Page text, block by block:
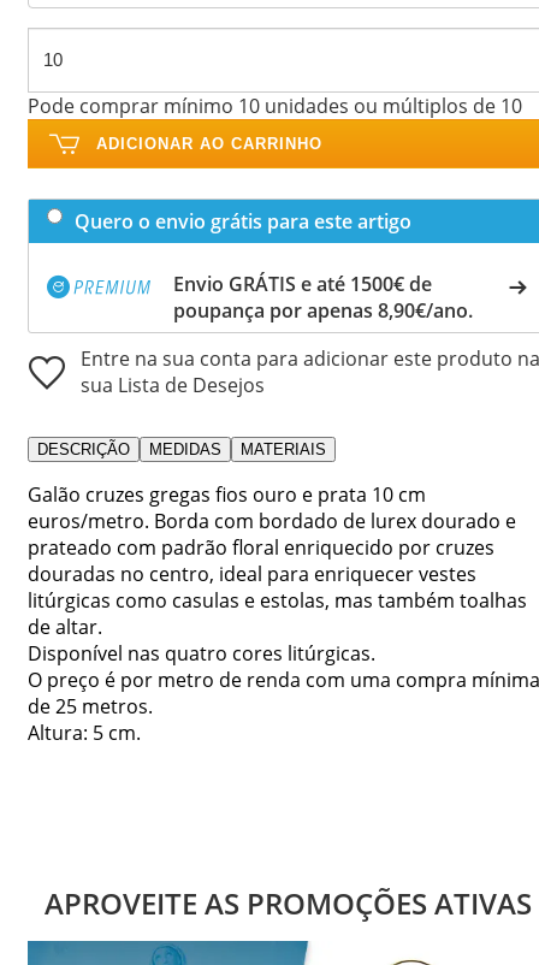
Pode comprar mínimo 10 unidades ou múltiplos de 10
ADICIONAR AO CARRINHO
Quero o envio grátis para este artigo
Envio GRÁTIS e até 1500€ de
poupança por apenas 8,90€/ano.
Entre na sua conta para adicionar este produto na
sua Lista de Desejos
DESCRIÇÃO MEDIDAS MATERIAIS
Galão cruzes gregas fios ouro e prata 10 cm
euros/metro. Borda com bordado de lurex dourado e
prateado com padrão floral enriquecido por cruzes
douradas no centro, ideal para enriquecer vestes
litúrgicas como casulas e estolas, mas também toalhas
de altar.
Disponível nas quatro cores litúrgicas.
O preço é por metro de renda com uma compra mínima
de 25 metros.
Altura: 5 cm.
APROVEITE AS PROMOÇÕES ATIVAS